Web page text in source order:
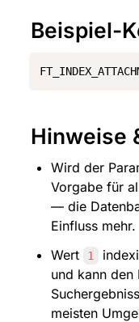
Beispiel-
Hinweise
Wird der
Vorgabe für
— die
Einfluss mehr.
Wert
1
und kann
meisten